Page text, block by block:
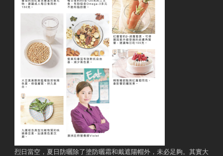
烈日當空，夏日防曬除了塗防曬霜和戴遮陽帽外，未必足夠。其實大